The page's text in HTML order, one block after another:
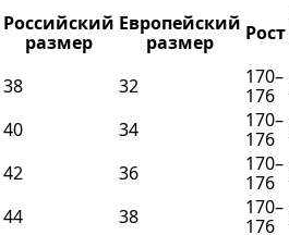
Российский
размер
Европейский
размер
Рост
38
32
170–
176
40
34
170–
176
42
36
170–
176
44
38
170–
176